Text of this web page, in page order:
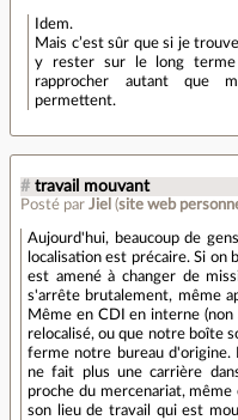
Idem.
Mais c’est sûr que si je
y rester sur le long terme
rapprocher autant que
permettent.
# travail mouvant
Posté par Jiel (site web
Aujourd'hui, beaucoup de
localisation est précaire. Si on
est amené à changer de
s'arrête brutalement, même
Même en CDI en interne
relocalisé, ou que notre boîte
ferme notre bureau d'origine.
ne fait plus une carrière
proche du mercenariat,
son lieu de travail qui est